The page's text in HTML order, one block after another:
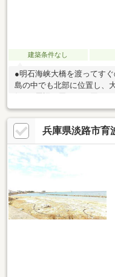
建築条件なし
●明石海峡大橋を渡ってす
島の中でも北部に位置し、
好。●周辺は田んぼに囲ま
り、海が見えるロケーショ
70％、容積率400％で、
の建築も可能です。●地目
必要がなく、スムーズに建
28号線から現地まで、舗
在、上水道・下水道の引き
す。 詳細は、担当者まで
兵庫県淡路市育